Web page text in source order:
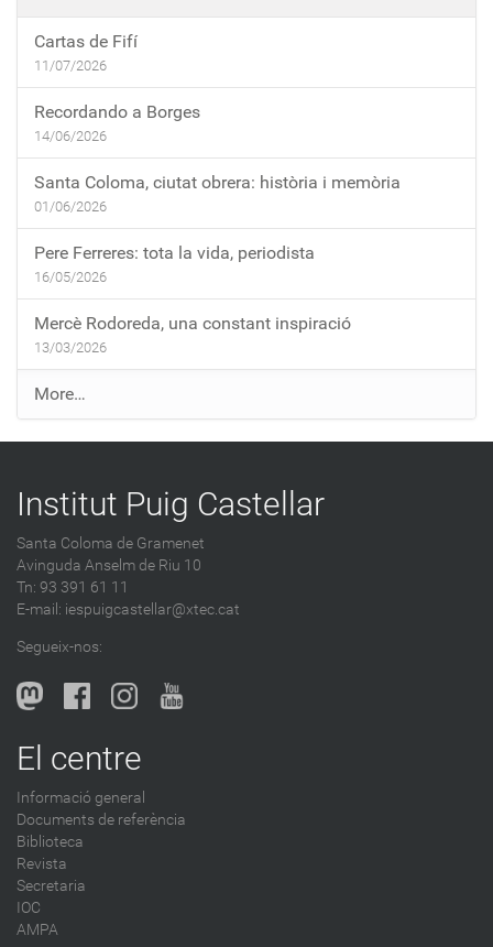
Cartas de Fifí
11/07/2026
Recordando a Borges
14/06/2026
Santa Coloma, ciutat obrera: història i memòria
01/06/2026
Pere Ferreres: tota la vida, periodista
16/05/2026
Mercè Rodoreda, una constant inspiració
13/03/2026
E
n
t
a
e
s
a
b
l
o
-
More…
Institut Puig Castellar
Santa Coloma de Gramenet
Avinguda Anselm de Riu 10
Tn: 93 391 61 11
E-mail: iespuigcastellar@xtec.cat
Segueix-nos:
El centre
Informació general
Documents de referència
Biblioteca
Revista
Secretaria
IOC
AMPA